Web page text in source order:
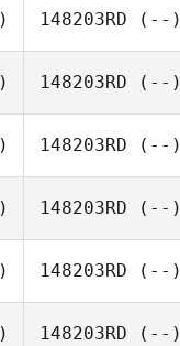
148203RD (--)
148203RD (--)
148203RD (--)
148203RD (--)
148203RD (--)
148203RD (--)